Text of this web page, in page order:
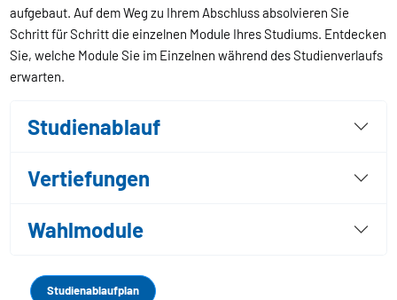
aufgebaut. Auf dem Weg zu Ihrem Abschluss absolvieren Sie
Schritt für Schritt die einzelnen Module Ihres Studiums. Entdecken
Sie, welche Module Sie im Einzelnen während des Studienverlaufs
erwarten.
Studienablauf
Vertiefungen
Wahlmodule
Studienablaufplan